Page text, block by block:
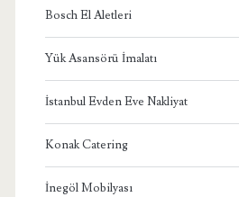
Bosch El Aletleri
Yük Asansörü İmalatı
İstanbul Evden Eve Nakliyat
Konak Catering
İnegöl Mobilyası